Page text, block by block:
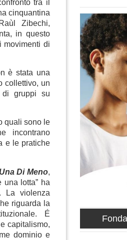
tra il
cinquantina
Zibechi,
in questo
movimenti di
è stata una
collettivo, un
di gruppi su
quali sono le
incontrano
e le pratiche
Di Meno,
una lotta” ha
La violenza
riguarda la
É
capitalismo,
dominio e